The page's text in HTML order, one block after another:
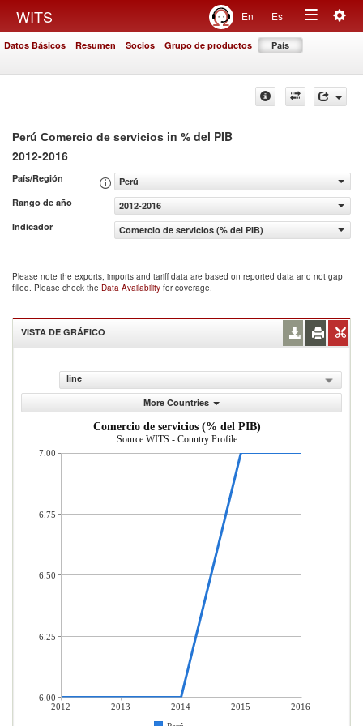
WITS En Es
Toggle
Datos Básicos Resumen Socios Grupo de productos País
Perú Comercio de servicios in % del PIB
2012-2016
País/Región
Perú
Rango de año
2012-2016
Indicador
Comercio de servicios (% del PIB)
Please note the exports, imports and tariff data are based on reported data and not gap
filled. Please check the Data Availability for coverage.
VISTA DE GRÁFICO
line
More Countries
Comercio de servicios (% del PIB)
Source:WITS - Country Profile
2012 2013 2014 2015
2016
7.00
6.75
6.50
6.25
6.00